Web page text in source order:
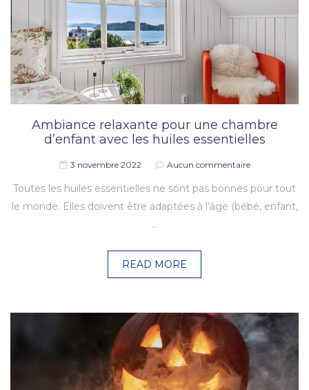
Ambiance relaxante pour une chambre
d’enfant avec les huiles essentielles
3 novembre 2022 Aucun commentaire
Toutes les huiles essentielles ne sont pas bonnes pour tout
le monde. Elles doivent être adaptées à l’âge (bébé, enfant,
…
READ MORE